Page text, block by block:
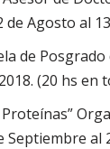
Agosto al
de
(20 hs en